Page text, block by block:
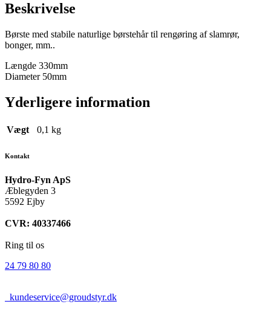
Beskrivelse
Børste med stabile naturlige børstehår til rengøring af slamrør,
bonger, mm..
Længde 330mm
Diameter 50mm
Yderligere information
Vægt 0,1 kg
Kontakt
Hydro-Fyn ApS
Æblegyden 3
5592 Ejby
CVR: 40337466
Ring til os
24 79 80 80
kundeservice@groudstyr.dk